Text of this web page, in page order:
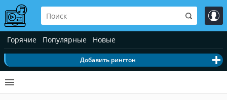
Горячие Популярные Новые
Добавить рингтон